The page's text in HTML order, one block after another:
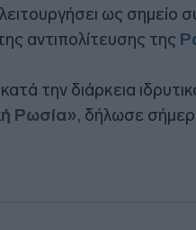
ως σημείο
αντιπολίτευσης της
την διάρκεια
Ρωσία», δήλωσε